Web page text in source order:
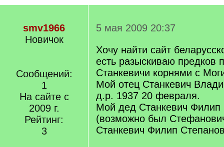
smv1966
Новичок
Сообщений:
1
На сайте с
2009 г.
Рейтинг:
3
5 мая 2009 20:37
Хочу найти сайт
есть разыскиваю предков
Станкевичи корнями с
Мой отец Станкевич
д.р. 1937 20 февраля.
Мой дед Станкевич Филип
(возможно был
Станкевич Филип